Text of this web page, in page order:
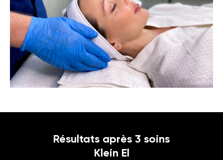
Résultats après 3 soins
Klein El